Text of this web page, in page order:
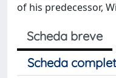
of his predecessor,
Scheda breve
Scheda